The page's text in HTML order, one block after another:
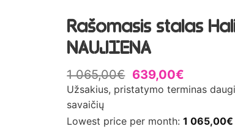
Rašomasis stalas
NAUJIENA
1 065,00€ 639,00€
Užsakius, pristatymo terminas
savaičių
Lowest price per month:1 065,00€